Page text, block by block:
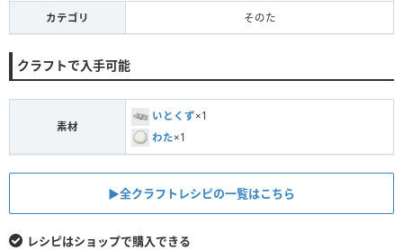
カテゴリ そのた
クラフトで入手可能
素材
いとくず×1
わた×1
▶︎全クラフトレシピの一覧はこちら
レシピはショップで購入できる